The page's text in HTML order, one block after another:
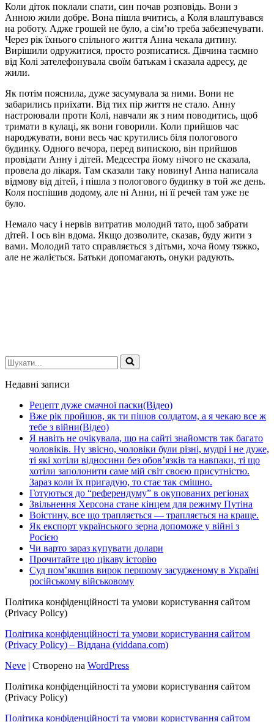
Коли діток поклали спати, син почав розповідь. Вони з
Анною жили добре. Вона пішла вчитись, а Коля влаштувався
на роботу. Адже грошей не було, а сім’ю треба забезпечувати.
Через рік їхнього спільного життя Анна чекала дитину.
Вирішили одружитися, просто розписатися. Дівчина таємно
від Колі зателефонувала своїм батькам і сказала адресу, де
жили.
Як потім пояснила, дуже засумувала за ними. Вони не
забарились приїхати. Від тих пір життя не стало. Анну
настроювали проти Колі, навчали як з ним поводитись, щоб
тримати в кулаці, як вони говорили. Коли прийшов час
народжувати, вони весь час крутились біля пологового
будинку. Одного вечора, перед випискою, він прийшов
провідати Анну і дітей. Медсестра йому нічого не сказала,
провела до лікаря. Там сказали таку новину! Анна написала
відмову від дітей, і пішла з пологового будинку в той же день.
Коля поспішив додому, але ні Анни, ні її речей там уже не
було.
Немало часу і нервів витратив молодий тато, щоб забрати
дітей. І ось він вдома. Якщо дозволите, сказав, буду жити з
вами. Молодий тато справляється з дітьми, хоча йому тяжко,
але не жаліється. Батьки допомагають, онуки радують.
Шукати...
Недавні записи
Рецепт дуже смачної паски(Відео)
Вже рік пройшов, як ти пішов солдатом, а я чекаю все ж
тебе з війни(Відео)
Я навіть не очікувала, що на сайті знайомств так багато
чоловіків. Ну звісно, чоловіки були різні, мудрі і не дуже,
ті які хотіли відносини без обов’язків та навпаки, ті що
хотіли заполонити саме мій світ своєю присутністю.
Зараз коли їх пригадую, то стає так смішно.
Готуються до “референдуму” в окупованих регіонах
Звільнення Херсона стане кінцем для режиму Путіна
Воістину, все що трапляється — трапляється на краще.
Як експорт українського зерна допоможе у війні з
Росією
Чи варто зараз купувати долари
Прочитайте цю цікаву історію
Суд пом’якшив вирок першому засудженому в Україні
російському військовому
Політика конфіденційності та умови користування сайтом
(Privacy Policy)
Політика конфіденційності та умови користування сайтом
(Privacy Policy) – Віддана (viddana.com)
Neve | Створено на WordPress
Політика конфіденційності та умови користування сайтом
(Privacy Policy)
Політика конфіденційності та умови користування сайтом